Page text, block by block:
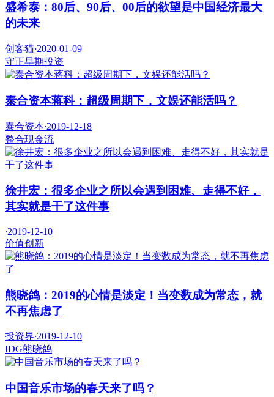
盛希泰：80后、90后、00后的欲望是中国经济最大
的未来
创客猫·2020-01-09
守正早期投资
泰合资本蒋科：超级周期下，文娱还能活吗？
泰合资本·2019-12-18
整合现金流
徐井宏：很多企业之所以会遇到困难、走得不好，
其实就是干了这件事
·2019-12-10
价值创新
熊晓鸽：2019的心情是淡定！当变数成为常态，就
不再焦虑了
投资界·2019-12-10
IDG熊晓鸽
中国音乐市场的春天来了吗？